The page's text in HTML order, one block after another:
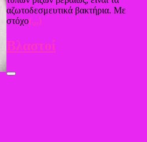
αζωτοδεσμευτικά βακτήρια. Με
στόχο(...)
Βλαστοί